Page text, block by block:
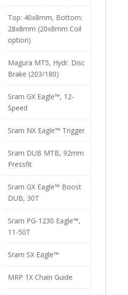
Top: 40x8mm, Bottom:
28x8mm (20x8mm Coil
option)
Magura MT5, Hydr. Disc
Brake (203/180)
Sram GX Eagle™, 12-
Speed
Sram NX Eagle™ Trigger
Sram DUB MTB, 92mm
Pressfit
Sram GX Eagle™ Boost
DUB, 30T
Sram PG-1230 Eagle™,
11-50T
Sram SX Eagle™
MRP 1X Chain Guide